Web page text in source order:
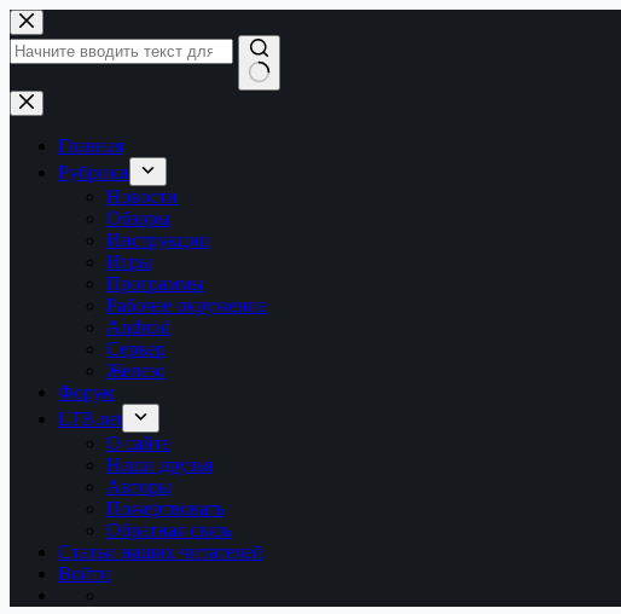
Перейти
к
сути
Ничего
не
найденоГлавная
Рубрики
Новости
Обзоры
Инструкции
Игры
Программы
Рабочее окружение
Android
Сервер
Железо
Форум
LTB.net
О сайте
Наши друзья
Авторы
Пожертвовать
Обратная связь
Статьи наших читателей
Войти